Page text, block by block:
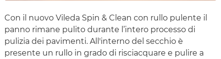
Con il nuovo Vileda Spin & Clean con rullo pulente il
panno rimane pulito durante l’intero processo di
pulizia dei pavimenti. All'interno del secchio è
presente un rullo in grado di risciacquare e pulire a